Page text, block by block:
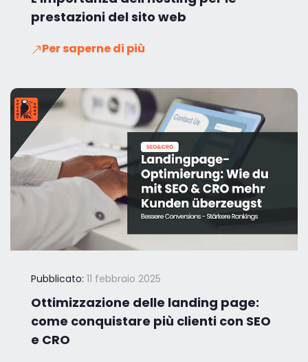
prestazioni del sito web
Per saperne di più
Pubblicato: 11 febbraio 2025
Ottimizzazione delle landing page:
come conquistare più clienti con SEO
e CRO